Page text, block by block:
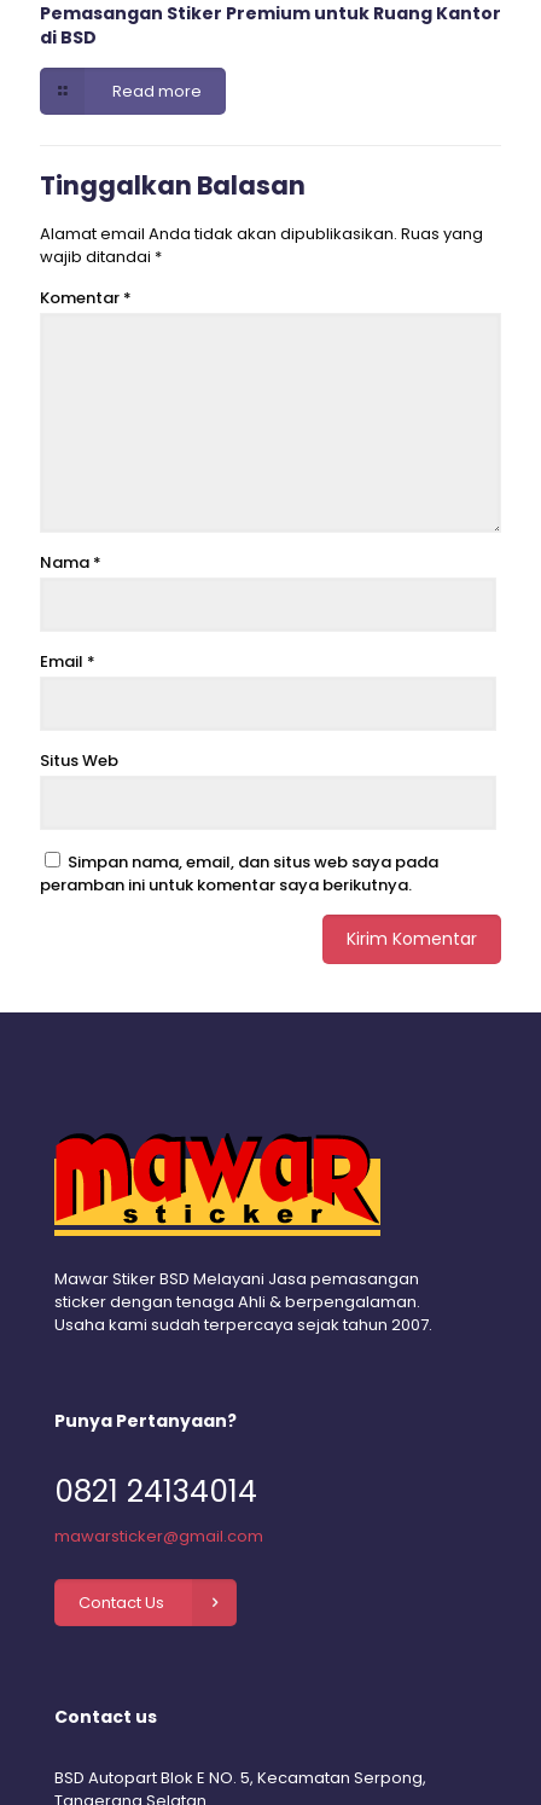
Pemasangan Stiker Premium untuk Ruang Kantor
di BSD
Read more
Tinggalkan Balasan
Alamat email Anda tidak akan dipublikasikan. Ruas yang
wajib ditandai *
Komentar *
Nama *
Email *
Situs Web
Simpan nama, email, dan situs web saya pada
peramban ini untuk komentar saya berikutnya.
Mawar Stiker BSD Melayani Jasa pemasangan
sticker dengan tenaga Ahli & berpengalaman.
Usaha kami sudah terpercaya sejak tahun 2007.
Punya Pertanyaan?
0821 24134014
mawarsticker@gmail.com
Contact Us
Contact us
BSD Autopart Blok E NO. 5, Kecamatan Serpong,